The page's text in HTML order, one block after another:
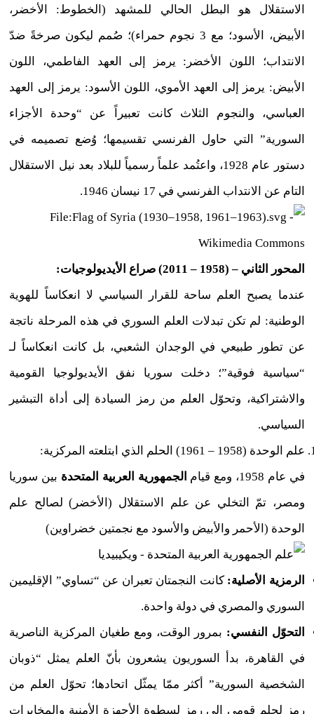
الاستقلال هو البطل الحالي للمشهد (الخطوط: الأخضر،
الأبيض، الأسود؛ مع 3 نجوم حمراء)؛ صُمم ليكون صرخةً ضدّ
الانتداب؛ اللون الأخضر: يرمز إلى العهد الفاطمي، اللون
الأبيض: يرمز إلى العهد الأموي، اللون الأسود: يرمز إلى العهد
العباسي، والنجوم الثلاث كانت تعبيراً عن “وحدة الأجزاء
السورية” التي حاول الفرنسي تقسيمها؛ وُضع تصميمه في
دستور عام 1928، واعتُمد علماً رسمياً للبلاد بعد نيل الاستقلال
التام عن الانتداب الفرنسي في 17 نيسان 1946.
المحور الثاني – (1958 – 2011) صراع الأيديولوجيات:
عندما يصبح العلم ساحة للقرار السياسي لا انعكاساً للهوية
الوطنية: لم تكن تبدلات العلم السوري في هذه المرحلة ناتجة
عن تطور طبيعي في الوجدان الشعبي، بل كانت انعكاساً لـ
“سياسية فوقية”؛ دخلت سوريا نفق الأيديولوجيا القومية
والاشتراكية، وتحوّل العلم من رمز السيادة إلى أداة التبشير
السياسي.
علم الوحدة (1958 – 1961) الحلم الذي ابتلعته المركزية:
في عام 1958، ومع قيام
الجمهورية العربية المتحدة بين سوريا
ومصر، تمّ التخلي عن علم الاستقلال (الأخضر) لصالح علم
الوحدة (الأحمر والأبيض والأسود مع نجمتين خضراوين)
الرمزية الأصلية: كانت النجمتان تعبران عن “تساوي” الإقليمين
السوري والمصري في دولة واحدة.
التحوّل النفسي: بمرور الوقت، ومع طغيان المركزية الناصرية
في القاهرة، بدأ السوريون يشعرون بأنّ العلم يمثل “ذوبان
الشخصية السورية” أكثر ممّا يمثّل اتحادها؛ تحوّل العلم من
رمزٍ لحلم قومي إلى رمزٍ لسطوة الأجهزة الأمنية والمخابرات